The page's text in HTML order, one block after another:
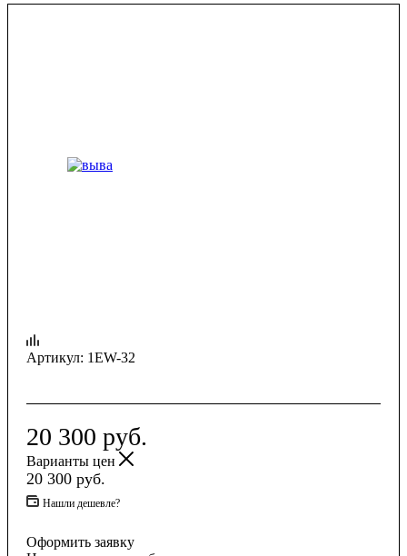
Артикул: 1EW-32
20 300 руб.
Варианты цен
20 300 руб.
Нашли дешевле?
Оформить заявку